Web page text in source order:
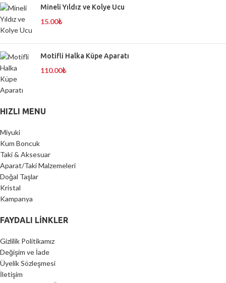
Mineli Yıldız ve Kolye Ucu
15.00₺
Motifli Halka Küpe Aparatı
110.00₺
HIZLI MENU
Miyuki
Kum Boncuk
Taki & Aksesuar
Aparat/Taki Malzemeleri
Doğal Taşlar
Kristal
Kampanya
FAYDALI LİNKLER
Gizlilik Politikamız
Değişim ve İade
Üyelik Sözleşmesi
İletişim